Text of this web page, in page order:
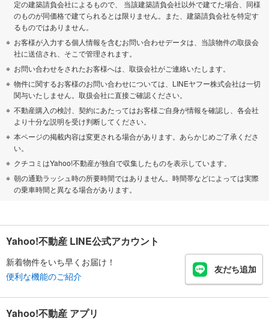
定の建築請負会社によるもので、 当該建築請負会社以外で建てた場合、同様
のものが同価格で建てられるとは限りません。また、建築請負会社を特定す
るものではありません。
お客様が入力する個人情報を含むお問い合わせデータは、当該物件の取扱会
社に送信され、そこで管理されます。
お問い合わせをされたお客様へは、取扱会社がご連絡いたします。
物件に関するお客様のお問い合わせについては、LINEヤフー株式会社は一切
関与いたしません。取扱会社に直接ご確認ください。
不動産購入の検討、契約にあたってはお客様ご自身が情報を確認し、各会社
より十分な説明を受け判断してください。
本ページの掲載内容は変更される場合があります。あらかじめご了承くださ
い。
クチコミはYahoo!不動産が独自で収集したものを表示しています。
朝の通勤ラッシュ時の所要時間ではありません。時間帯などによっては実際
の乗車時間と異なる場合があります。
Yahoo!不動産 LINE公式アカウント
新着物件をいち早くお届け！
便利な機能のご紹介
友だち追加
Yahoo!不動産 アプリ